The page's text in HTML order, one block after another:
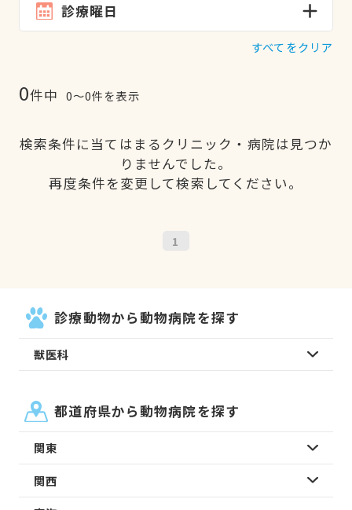
診療曜日
すべてをクリア
0件中 0〜0件を表示
検索条件に当てはまるクリニック・病院は見つか
りませんでした。
再度条件を変更して検索してください。
1
診療動物から動物病院を探す
獣医科
都道府県から動物病院を探す
関東
関西